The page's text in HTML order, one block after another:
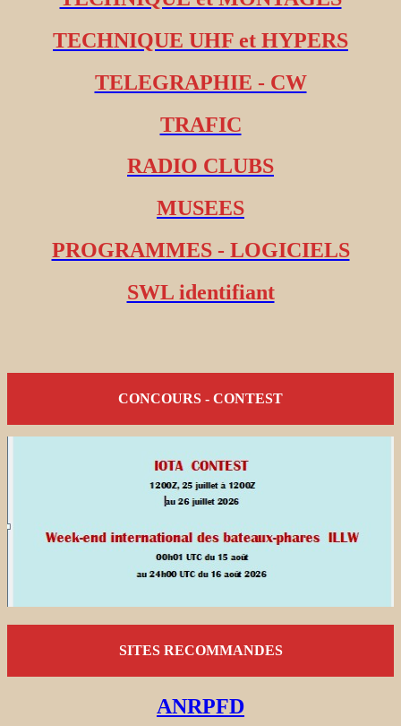
TECHNIQUE UHF et HYPERS
TELEGRAPHIE - CW
TRAFIC
RADIO CLUBS
MUSEES
PROGRAMMES - LOGICIELS
SWL identifiant
CONCOURS - CONTEST
SITES RECOMMANDES
ANRPFD